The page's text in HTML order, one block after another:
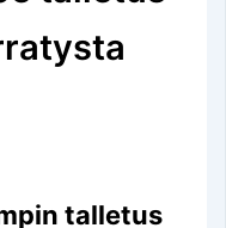
talletus